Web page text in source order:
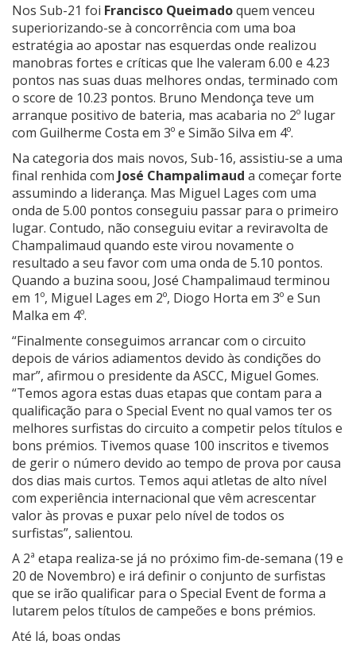
Nos Sub-21 foi Francisco Queimadoquem venceu
superiorizando-se à concorrência com uma boa
estratégia ao apostar nas esquerdas onde realizou
manobras fortes e críticas que lhe valeram 6.00 e 4.23
pontos nas suas duas melhores ondas, terminado com
o score de 10.23 pontos. Bruno Mendonça teve um
arranque positivo de bateria, mas acabaria no 2º lugar
com Guilherme Costa em 3º e Simão Silva em 4º.
Na categoria dos mais novos, Sub-16, assistiu-se a uma
final renhida com José Champalimaud a começar forte
assumindo a liderança. Mas Miguel Lages com uma
onda de 5.00 pontos conseguiu passar para o primeiro
lugar. Contudo, não conseguiu evitar a reviravolta de
Champalimaud quando este virou novamente o
resultado a seu favor com uma onda de 5.10 pontos.
Quando a buzina soou, José Champalimaud terminou
em 1º, Miguel Lages em 2º, Diogo Horta em 3º e Sun
Malka em 4º.
“Finalmente conseguimos arrancar com o circuito
depois de vários adiamentos devido às condições do
mar”, afirmou o presidente da ASCC, Miguel Gomes.
“Temos agora estas duas etapas que contam para a
qualificação para o Special Event no qual vamos ter os
melhores surfistas do circuito a competir pelos títulos e
bons prémios. Tivemos quase 100 inscritos e tivemos
de gerir o número devido ao tempo de prova por causa
dos dias mais curtos. Temos aqui atletas de alto nível
com experiência internacional que vêm acrescentar
valor às provas e puxar pelo nível de todos os
surfistas”, salientou.
A 2ª etapa realiza-se já no próximo fim-de-semana (19 e
20 de Novembro) e irá definir o conjunto de surfistas
que se irão qualificar para o Special Event de forma a
lutarem pelos títulos de campeões e bons prémios.
Até lá, boas ondas